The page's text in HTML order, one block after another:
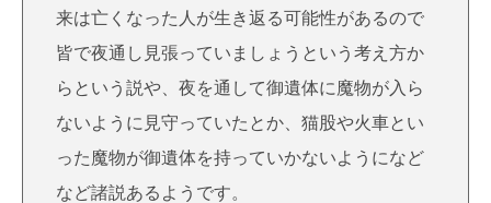
来は亡くなった人が生き返る可能性があるので
皆で夜通し見張っていましょうという考え方か
らという説や、夜を通して御遺体に魔物が入ら
ないように見守っていたとか、猫股や火車とい
った魔物が御遺体を持っていかないようになど
など諸説あるようです。